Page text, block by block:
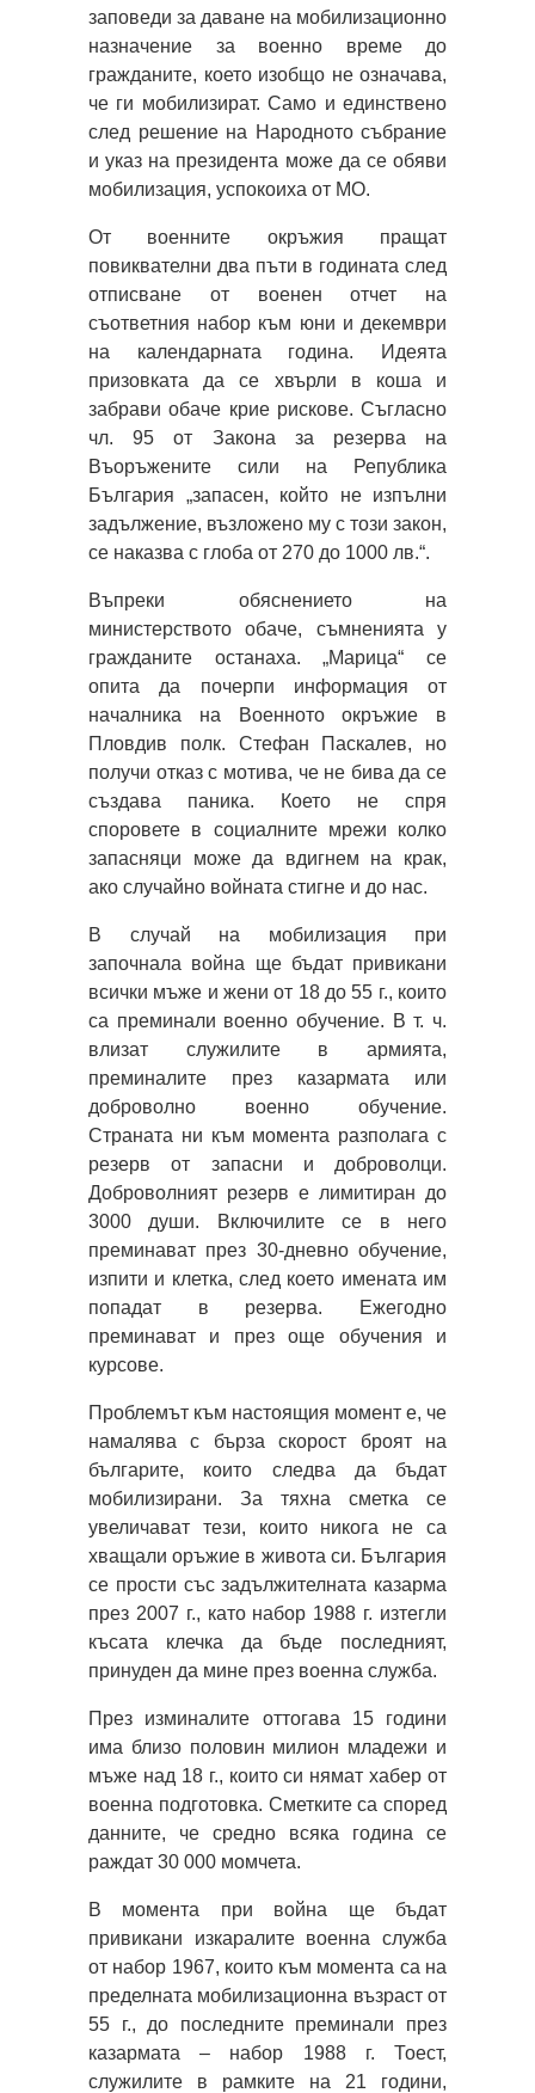
заповеди за даване на мобилизационно
назначение за военно време до
гражданите, което изобщо не означава,
че ги мобилизират. Само и единствено
след решение на Народното събрание
и указ на президента може да се обяви
мобилизация, успокоиха от МО.
От военните окръжия пращат
повиквателни два пъти в годината след
отписване от военен отчет на
съответния набор към юни и декември
на календарната година. Идеята
призовката да се хвърли в коша и
забрави обаче крие рискове. Съгласно
чл. 95 от Закона за резерва на
Въоръжените сили на Република
България „запасен, който не изпълни
задължение, възложено му с този закон,
се наказва с глоба от 270 до 1000 лв.“.
Въпреки обяснението на
министерството обаче, съмненията у
гражданите останаха. „Марица“ се
опита да почерпи информация от
началника на Военното окръжие в
Пловдив полк. Стефан Паскалев, но
получи отказ с мотива, че не бива да се
създава паника. Което не спря
споровете в социалните мрежи колко
запасняци може да вдигнем на крак,
ако случайно войната стигне и до нас.
В случай на мобилизация при
започнала война ще бъдат привикани
всички мъже и жени от 18 до 55 г., които
са преминали военно обучение. В т. ч.
влизат служилите в армията,
преминалите през казармата или
доброволно военно обучение.
Страната ни към момента разполага с
резерв от запасни и доброволци.
Доброволният резерв е лимитиран до
3000 души. Включилите се в него
преминават през 30-дневно обучение,
изпити и клетка, след което имената им
попадат в резерва. Ежегодно
преминават и през още обучения и
курсове.
Проблемът към настоящия момент е, че
намалява с бърза скорост броят на
българите, които следва да бъдат
мобилизирани. За тяхна сметка се
увеличават тези, които никога не са
хващали оръжие в живота си. България
се прости със задължителната казарма
през 2007 г., като набор 1988 г. изтегли
късата клечка да бъде последният,
принуден да мине през военна служба.
През изминалите оттогава 15 години
има близо половин милион младежи и
мъже над 18 г., които си нямат хабер от
военна подготовка. Сметките са според
данните, че средно всяка година се
раждат 30 000 момчета.
В момента при война ще бъдат
привикани изкаралите военна служба
от набор 1967, които към момента са на
пределната мобилизационна възраст от
55 г., до последните преминали през
казармата – набор 1988 г. Тоест,
служилите в рамките на 21 години,